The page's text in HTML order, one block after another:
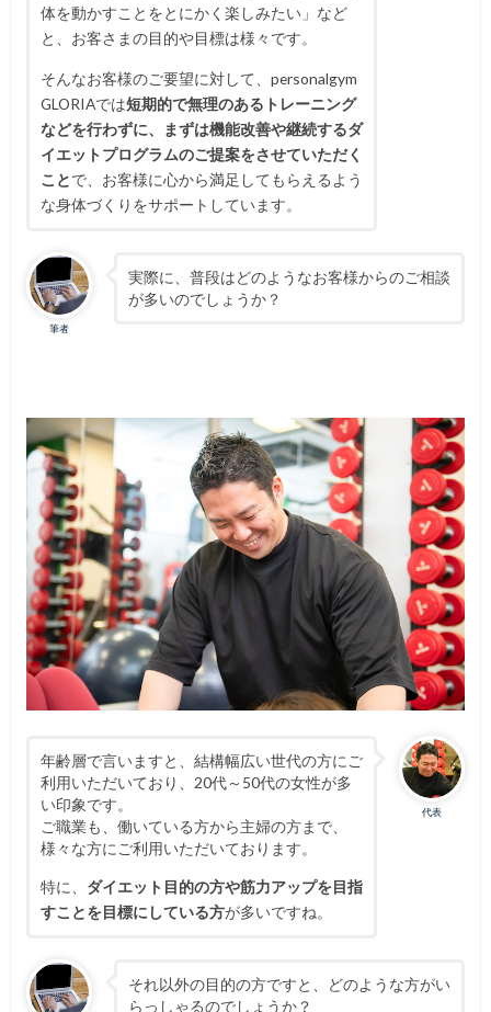
体を動かすことをとにかく楽しみたい」など
と、お客さまの目的や目標は様々です。
そんなお客様のご要望に対して、personalgym
GLORIAでは短期的で無理のあるトレーニング
などを行わずに、まずは機能改善や継続するダ
イエットプログラムのご提案をさせていただく
ことで、お客様に心から満足してもらえるよう
な身体づくりをサポートしています。
筆者
実際に、普段はどのようなお客様からのご相談
が多いのでしょうか？
代表
年齢層で言いますと、結構幅広い世代の方にご
利用いただいており、20代～50代の女性が多
い印象です。
ご職業も、働いている方から主婦の方まで、
様々な方にご利用いただいております。
特に、 ダイエット目的の方や筋力アップを目指
すことを目標にしている方が多いですね。
それ以外の目的の方ですと、どのような方がい
らっしゃるのでしょうか？